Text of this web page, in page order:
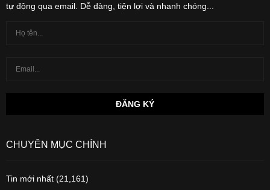
tự động qua email. Dễ dàng, tiện lợi và nhanh chóng...
CHUYÊN MỤC CHÍNH
Tin mới nhất (21,161)